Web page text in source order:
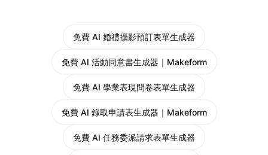
免費 AI 婚禮攝影預訂表單生成器
免費 AI 活動同意書生成器｜Makeform
免費 AI 學業表現問卷表單生成器
免費 AI 錄取申請表生成器｜Makeform
免費 AI 任務委派請求表單生成器